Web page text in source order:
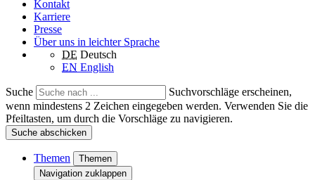
Kontakt
Karriere
Presse
Über uns in leichter Sprache
DE Deutsch
EN English
Suche
Suchvorschläge erscheinen,
wenn mindestens 2 Zeichen eingegeben werden. Verwenden Sie die
Pfeiltasten, um durch die Vorschläge zu navigieren.
Suche abschicken
Themen
Themen
Navigation zuklappen